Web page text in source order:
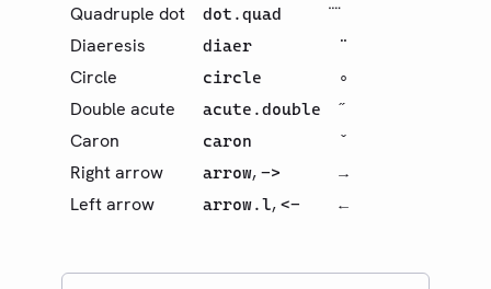
Quadruple dot dot.quad
Diaeresis diaer ¨
Circle circle ∘
Double acute acute.double ˝
Caron caron ˇ
Right arrow arrow, -> →
Left arrow arrow.l, <- ←